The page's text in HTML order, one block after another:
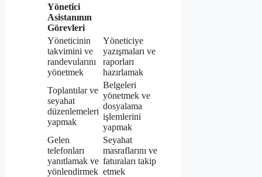
Yönetici
Asistanının
Görevleri
Yöneticinin
takvimini ve
randevularını
yönetmek
Yöneticiye
yazışmaları ve
raporları
hazırlamak
Toplantılar ve
seyahat
düzenlemeleri
yapmak
Belgeleri
yönetmek ve
dosyalama
işlemlerini
yapmak
Gelen
telefonları
yanıtlamak ve
yönlendirmek
Seyahat
masraflarını ve
faturaları takip
etmek